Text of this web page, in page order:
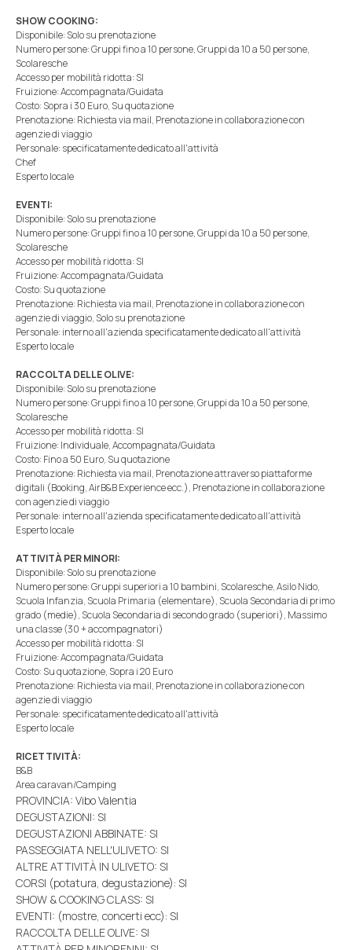
SHOW COOKING:
Disponibile: Solo su prenotazione
Numero persone: Gruppi fino a 10 persone, Gruppi da 10 a 50 persone,
Scolaresche
Accesso per mobilità ridotta: SI
Fruizione: Accompagnata/Guidata
Costo: Sopra i 30 Euro, Su quotazione
Prenotazione: Richiesta via mail, Prenotazione in collaborazione con
agenzie di viaggio
Personale: specificatamente dedicato all'attività
Chef
Esperto locale
EVENTI:
Disponibile: Solo su prenotazione
Numero persone: Gruppi fino a 10 persone, Gruppi da 10 a 50 persone,
Scolaresche
Accesso per mobilità ridotta: SI
Fruizione: Accompagnata/Guidata
Costo: Su quotazione
Prenotazione: Richiesta via mail, Prenotazione in collaborazione con
agenzie di viaggio, Solo su prenotazione
Personale: interno all'azienda specificatamente dedicato all'attività
Esperto locale
RACCOLTA DELLE OLIVE:
Disponibile: Solo su prenotazione
Numero persone: Gruppi fino a 10 persone, Gruppi da 10 a 50 persone,
Scolaresche
Accesso per mobilità ridotta: SI
Fruizione: Individuale, Accompagnata/Guidata
Costo: Fino a 50 Euro, Su quotazione
Prenotazione: Richiesta via mail, Prenotazione attraverso piattaforme
digitali (Booking, AirB&B Experience ecc.), Prenotazione in collaborazione
con agenzie di viaggio
Personale: interno all'azienda specificatamente dedicato all'attività
Esperto locale
ATTIVITÀ PER MINORI:
Disponibile: Solo su prenotazione
Numero persone: Gruppi superiori a 10 bambini, Scolaresche, Asilo Nido,
Scuola Infanzia, Scuola Primaria (elementare), Scuola Secondaria di primo
grado (medie), Scuola Secondaria di secondo grado (superiori), Massimo
una classe (30 + accompagnatori)
Accesso per mobilità ridotta: SI
Fruizione: Accompagnata/Guidata
Costo: Su quotazione, Sopra i 20 Euro
Prenotazione: Richiesta via mail, Prenotazione in collaborazione con
agenzie di viaggio
Personale: specificatamente dedicato all'attività
Esperto locale
RICETTIVITÀ:
B&B
Area caravan/Camping
PROVINCIA: Vibo Valentia
DEGUSTAZIONI: SI
DEGUSTAZIONI ABBINATE: SI
PASSEGGIATA NELL'ULIVETO: SI
ALTRE ATTIVITÀ IN ULIVETO: SI
CORSI (potatura, degustazione): SI
SHOW & COOKING CLASS: SI
EVENTI: (mostre, concerti ecc): SI
RACCOLTA DELLE OLIVE: SI